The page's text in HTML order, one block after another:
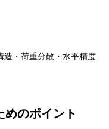
造・荷重分散・水平精度
めのポイント